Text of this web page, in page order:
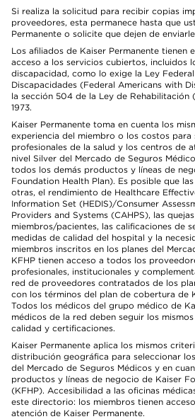
Si realiza la solicitud para recibir copias
proveedores, esta permanece hasta que
Permanente o solicite que dejen de
Los afiliados de Kaiser Permanente tienen
acceso a los servicios cubiertos, incluidos
discapacidad, como lo exige la Ley
Discapacidades (Federal Americans with
la sección 504 de la Ley de
1973.
Kaiser Permanente toma en cuenta los
experiencia del miembro o los costos para
profesionales de la salud y los centros de
nivel Silver del Mercado de Seguros
todos los demás productos y líneas de
Foundation Health Plan). Es posible que
otras, el rendimiento de Healthcare
Information Set (HEDIS)/Consumer
Providers and Systems (CAHPS), las
miembros/pacientes, las calificaciones de
medidas de calidad del hospital y la
miembros inscritos en los planes del
KFHP tienen acceso a todos los
profesionales, institucionales y
red de proveedores contratados de los
con los términos del plan de cobertura de
Todos los médicos del grupo médico de
médicos de la red deben seguir los
calidad y certificaciones.
Kaiser Permanente aplica los mismos
distribución geográfica para seleccionar
del Mercado de Seguros Médicos y en
productos y líneas de negocio de Kaiser
(KFHP). Accesibilidad a las oficinas
este directorio: los miembros tienen
atención de Kaiser Permanente.